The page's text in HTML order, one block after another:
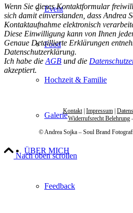
Event
Food
Hochzeit & Familie
Galerie
ÜBER MICH
Feedback
Wenn Sie dieses Kontaktformular
sich damit einverstanden, dass Andrea
Kontaktaufnahme elektronisch
Diese Einwilligung kann von Ihnen
Genaue Detaillierte Erklärungen
Datenschutzerklärung.
Ich habe dieAGB und die
akzeptiert.
Kontakt| Impressum
Widerrufsrecht Belehrung
© Andrea Sojka – Soul Brand
Nach oben scrollen